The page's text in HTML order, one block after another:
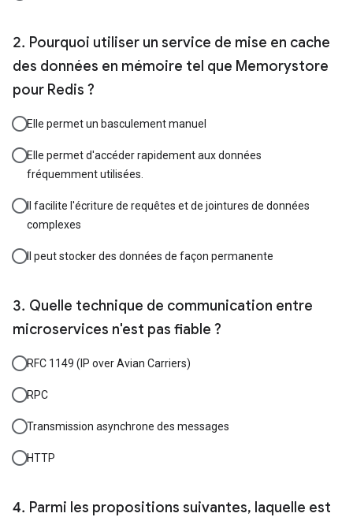
Pourquoi utiliser un service de mise en cache
des données en mémoire tel que Memorystore
pour Redis ?
Elle permet un basculement manuel
Elle permet d'accéder rapidement aux données
fréquemment utilisées.
Il facilite l'écriture de requêtes et de jointures de données
complexes
Il peut stocker des données de façon permanente
Quelle technique de communication entre
microservices n'est pas fiable ?
RFC 1149 (IP over Avian Carriers)
RPC
Transmission asynchrone des messages
HTTP
Parmi les propositions suivantes, laquelle est